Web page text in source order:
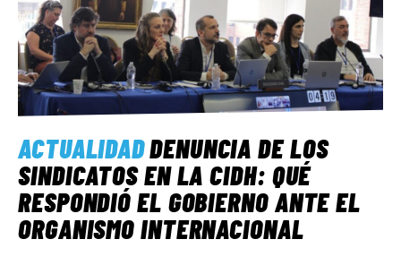
ACTUALIDADDENUNCIA DE LOS
SINDICATOS EN LA CIDH: QUÉ
RESPONDIÓ EL GOBIERNO ANTE EL
ORGANISMO INTERNACIONAL